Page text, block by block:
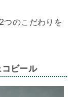
つのこだわりを
ビール